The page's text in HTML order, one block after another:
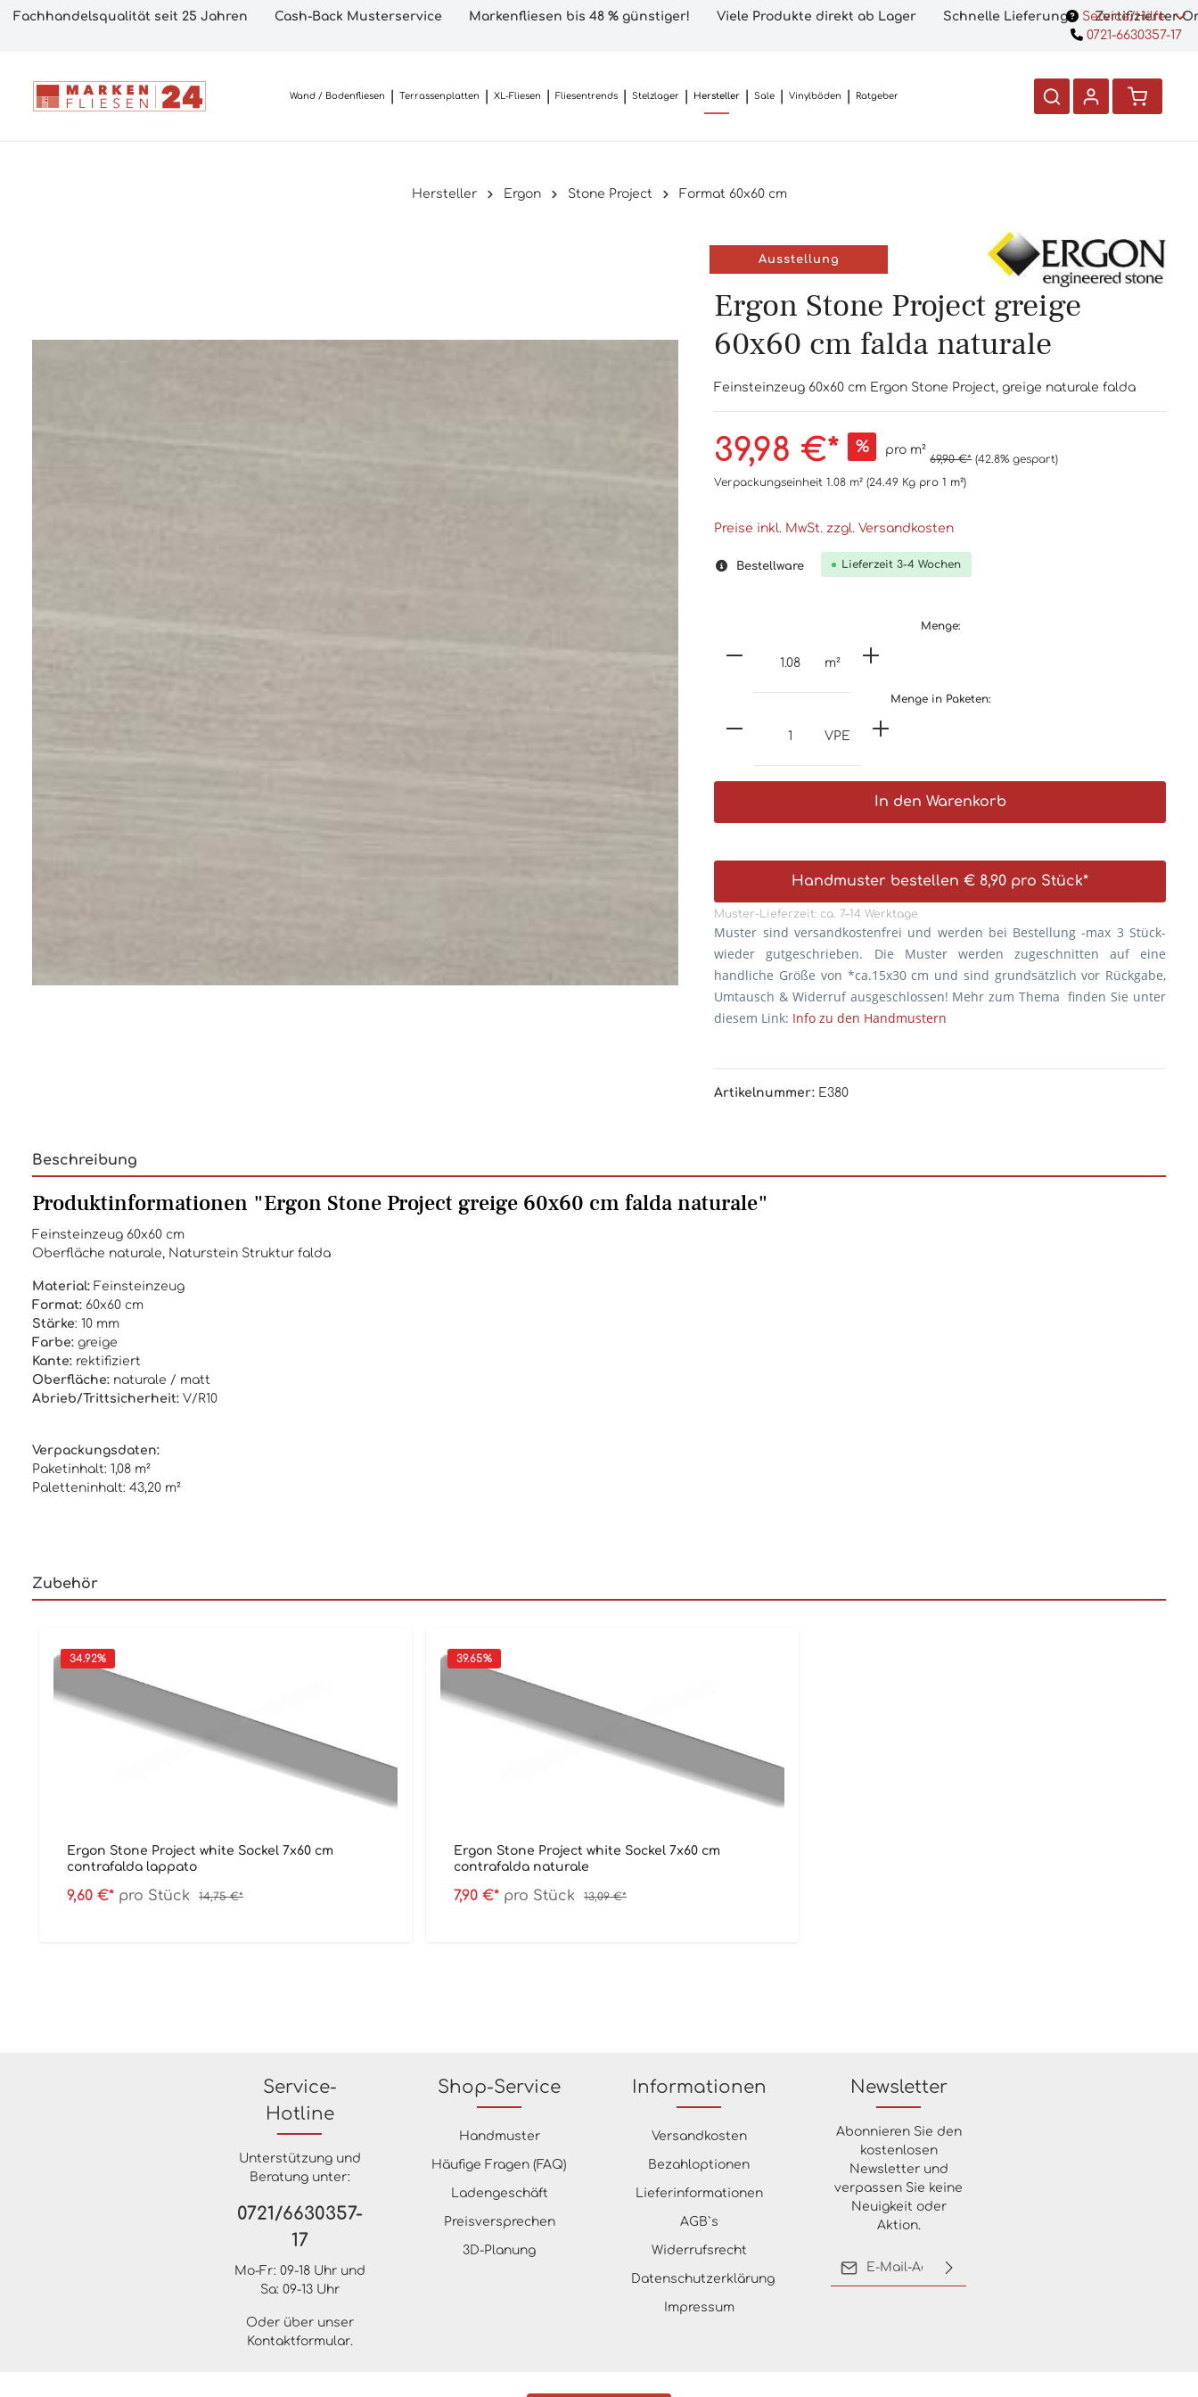
Fachhandelsqualität seit 25 Jahren Cash-Back Musterservice Markenfliesen bis 48 % günstiger! Viele Produkte direkt ab Lager Schnelle Lieferung Zertifizierter
Service/Hilfe
0721-6630357-17
Wand / Bodenfliesen Terrassenplatten XL-Fliesen Fliesentrends Stelzlager Hersteller Sale Vinylböden Ratgeber
Hersteller Ergon Stone Project Format 60x60 cm
Ausstellung
Ergon Stone Project greige
60x60 cm falda naturale
Feinsteinzeug 60x60 cm Ergon Stone Project, greige naturale falda
39,98 €* % pro m²
69,90 €* (42.8% gespart)
Verpackungseinheit 1.08 m²(24.49 Kg pro 1 m²)
Preise inkl. MwSt. zzgl. Versandkosten
Bestellware Lieferzeit 3-4 Wochen
Menge:
m²
Menge in Paketen:
VPE
In den Warenkorb
Handmuster bestellen € 8,90 pro Stück*
Muster-Lieferzeit: ca. 7–14 Werktage
Muster sind versandkostenfrei und werden bei Bestellung -max 3 Stück-
wieder gutgeschrieben. Die Muster werden zugeschnitten auf eine
handliche Größe von *ca.15x30 cm und sind grundsätzlich vor Rückgabe,
Umtausch & Widerruf ausgeschlossen! Mehr zum Thema finden Sie unter
diesem Link: Info zu den Handmustern
Artikelnummer: E380
Beschreibung
Produktinformationen "Ergon Stone Project greige 60x60 cm falda naturale"
Feinsteinzeug 60x60 cm
Oberfläche naturale, Naturstein Struktur falda
Material: Feinsteinzeug
Format: 60x60 cm
Stärke: 10 mm
Farbe: greige
Kante: rektifiziert
Oberfläche: naturale / matt
Abrieb/Trittsicherheit: V/R10
Verpackungsdaten:
Paketinhalt: 1,08 m²
Paletteninhalt: 43,20 m²
Zubehör
34.92%
Ergon Stone Project white Sockel 7x60 cm
contrafalda lappato
9,60 €* pro Stück 14,75 €*
39.65%
Ergon Stone Project white Sockel 7x60 cm
contrafalda naturale
7,90 €* pro Stück 13,09 €*
Newsletter
Abonnieren Sie den
kostenlosen
Newsletter und
verpassen Sie keine
Neuigkeit oder
Aktion.
Service-
Hotline
Unterstützung und
Beratung unter:
0721/6630357-
17
Mo-Fr: 09-18 Uhr und
Sa: 09-13 Uhr
Oder über unser
Kontaktformular.
Shop-Service
Handmuster
Häufige Fragen (FAQ)
Ladengeschäft
Preisversprechen
3D-Planung
Informationen
Versandkosten
Bezahloptionen
Lieferinformationen
AGB`s
Widerrufsrecht
Datenschutzerklärung
Impressum